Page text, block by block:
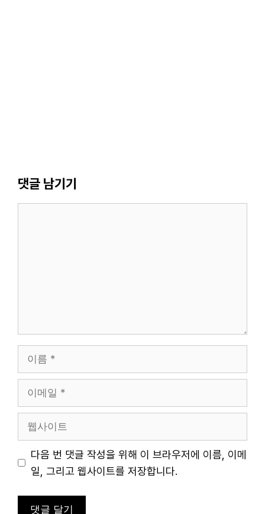
댓글 남기기
트
다음 번 댓글 작성을 위해 이 브라우저에 이름, 이메
일, 그리고 웹사이트를 저장합니다.